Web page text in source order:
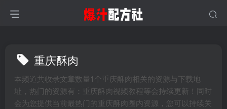
重庆酥肉
本频道共收录文章数量1个重庆酥肉相关的资源与下载地
址，热门的资源有：重庆酥肉视频教程等会持续更新！同时
会为您提供当前最热门的重庆酥肉圈内资源，您可以持续关